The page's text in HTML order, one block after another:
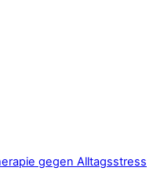
gegen Alltagsstress